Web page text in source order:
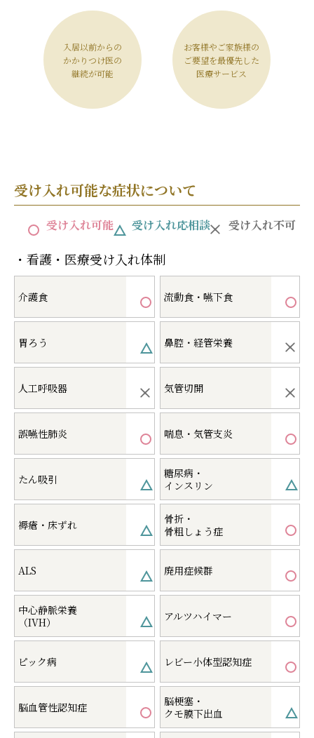
入居以前からの
かかりつけ医の
継続が可能
お客様やご家族様の
ご要望を最優先した
医療サービス
受け入れ可能な症状について
受け入れ可能 受け入れ応相談 受け入れ不可
・看護・医療受け入れ体制
介護食 流動食・嚥下食
胃ろう 鼻腔・経管栄養
人工呼吸器 気管切開
誤嚥性肺炎 喘息・気管支炎
たん吸引
糖尿病・
インスリン
褥瘡・床ずれ
骨折・
骨粗しょう症
ALS 廃用症候群
中心静脈栄養
（IVH）
アルツハイマー
ピック病 レビー小体型認知症
脳血管性認知症
脳梗塞・
クモ膜下出血